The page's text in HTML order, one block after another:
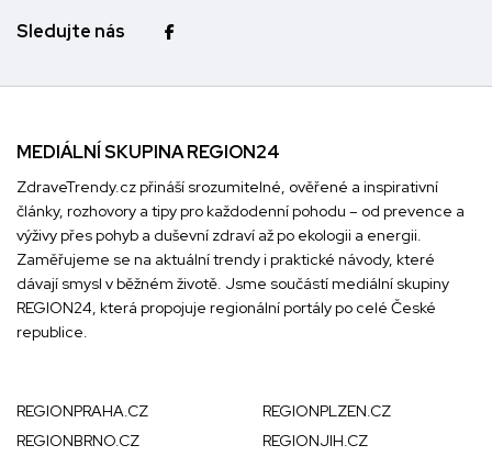
Sledujte nás
MEDIÁLNÍ SKUPINA REGION24
ZdraveTrendy.cz přináší srozumitelné, ověřené a inspirativní
články, rozhovory a tipy pro každodenní pohodu – od prevence a
výživy přes pohyb a duševní zdraví až po ekologii a energii.
Zaměřujeme se na aktuální trendy i praktické návody, které
dávají smysl v běžném životě. Jsme součástí mediální skupiny
REGION24, která propojuje regionální portály po celé České
republice.
REGIONPRAHA.CZ
REGIONPLZEN.CZ
REGIONBRNO.CZ
REGIONJIH.CZ